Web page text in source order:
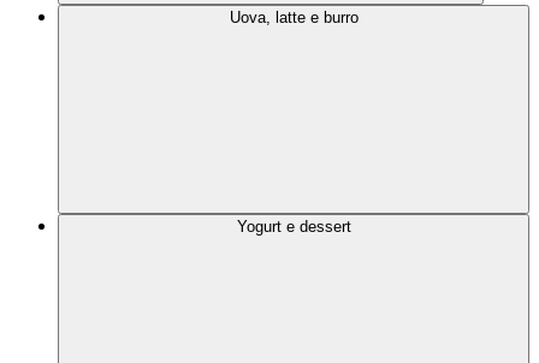
Uova, latte e burro
Yogurt e dessert